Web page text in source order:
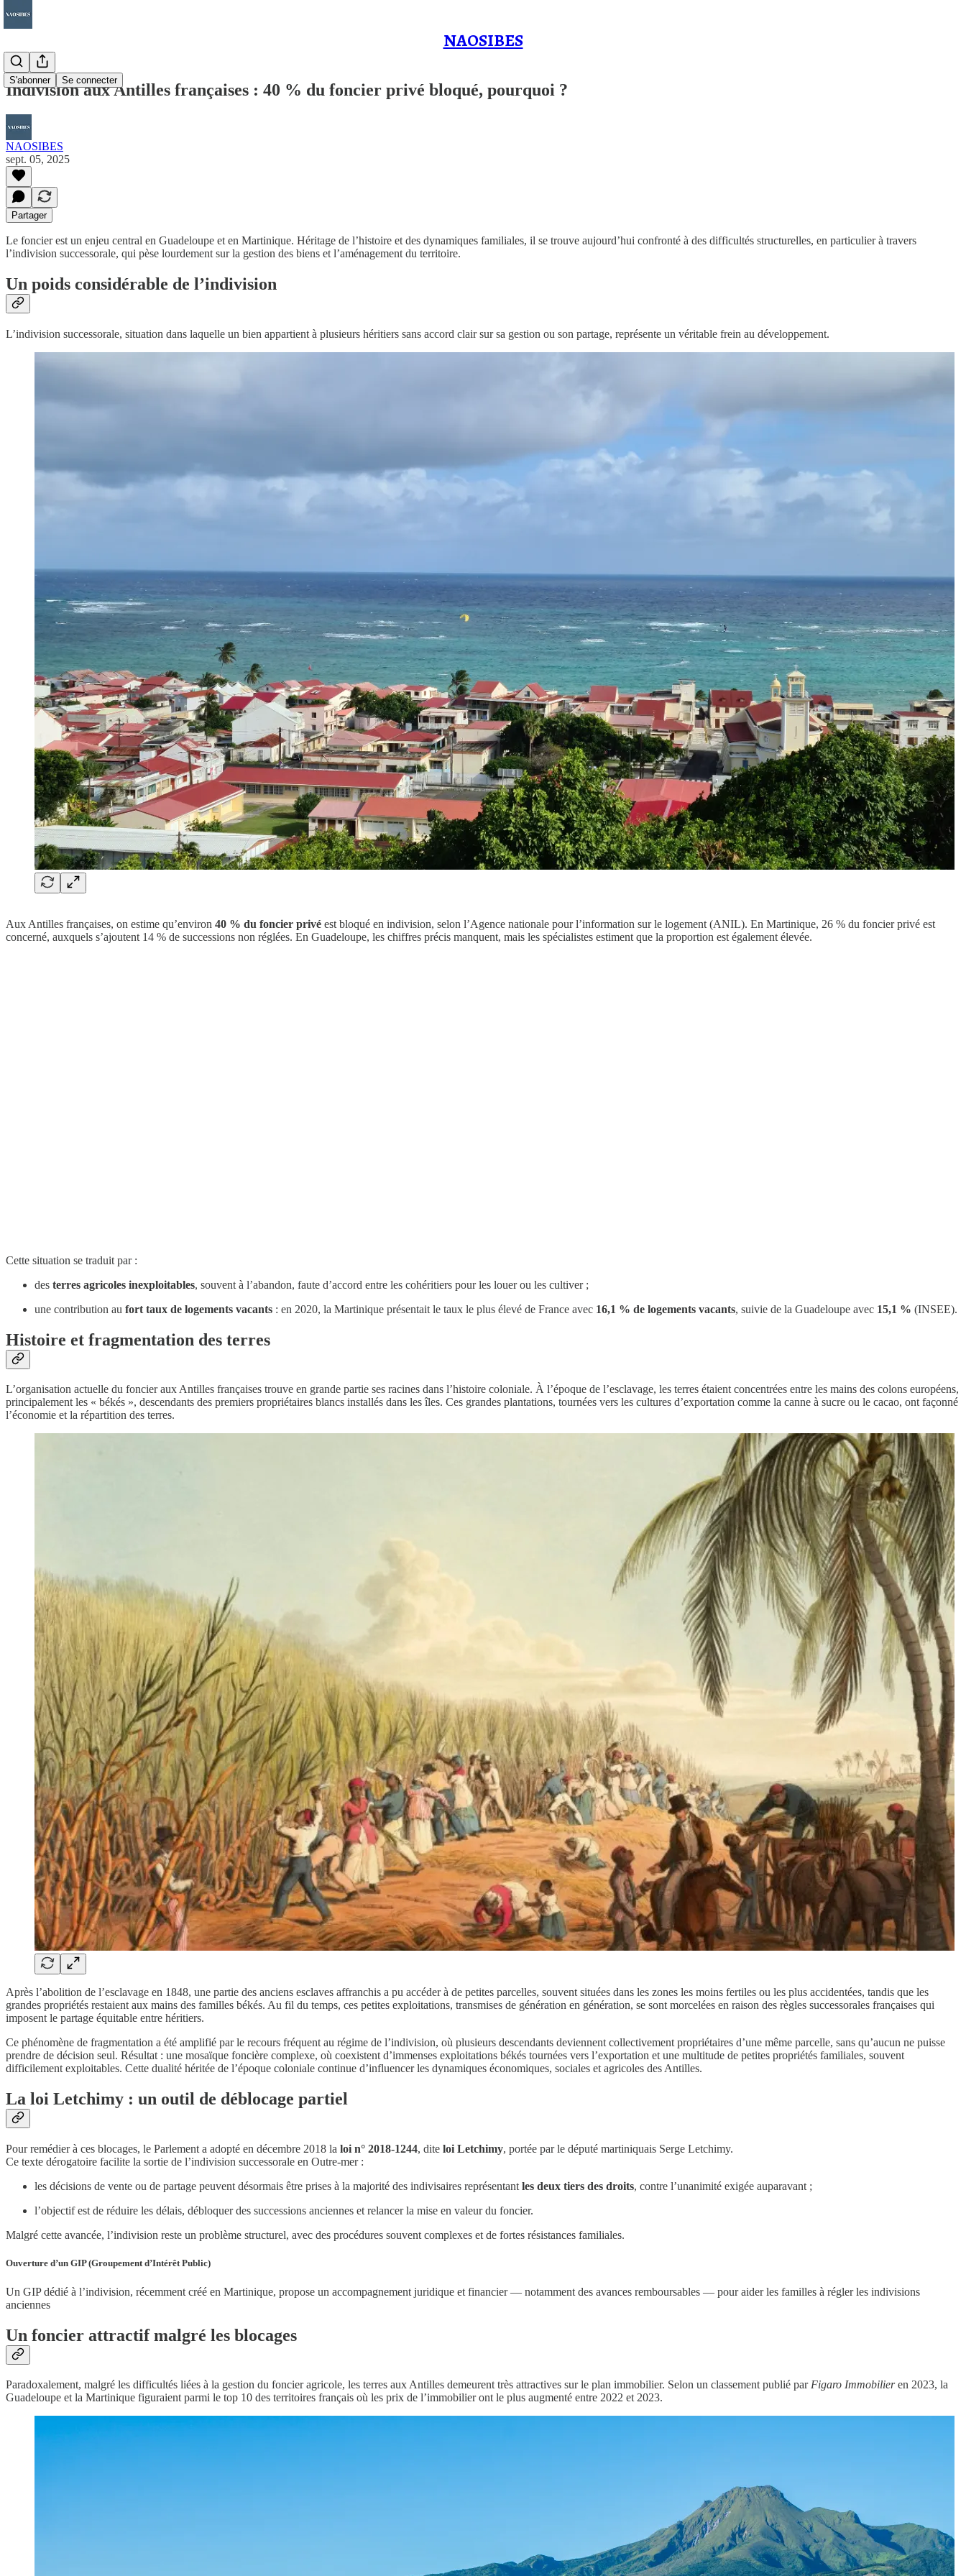
NAOSIBES
S'abonner Se connecter
Indivision aux Antilles françaises : 40 % du foncier privé bloqué, pourquoi ?
NAOSIBES
sept. 05, 2025
Partager
Le foncier est un enjeu central en Guadeloupe et en Martinique. Héritage de l’histoire et des dynamiques familiales, il se trouve aujourd’hui confronté à des difficultés structurelles, en particulier à travers
l’indivision successorale, qui pèse lourdement sur la gestion des biens et l’aménagement du territoire.
Un poids considérable de l’indivision
L’indivision successorale, situation dans laquelle un bien appartient à plusieurs héritiers sans accord clair sur sa gestion ou son partage, représente un véritable frein au développement.
Aux Antilles françaises, on estime qu’environ 40 % du foncier privé est bloqué en indivision, selon l’Agence nationale pour l’information sur le logement (ANIL). En Martinique, 26 % du foncier privé est
concerné, auxquels s’ajoutent 14 % de successions non réglées. En Guadeloupe, les chiffres précis manquent, mais les spécialistes estiment que la proportion est également élevée.
Cette situation se traduit par :
des terres agricoles inexploitables, souvent à l’abandon, faute d’accord entre les cohéritiers pour les louer ou les cultiver ;
une contribution au fort taux de logements vacants : en 2020, la Martinique présentait le taux le plus élevé de France avec 16,1 % de logements vacants, suivie de la Guadeloupe avec 15,1 % (INSEE).
Histoire et fragmentation des terres
L’organisation actuelle du foncier aux Antilles françaises trouve en grande partie ses racines dans l’histoire coloniale. À l’époque de l’esclavage, les terres étaient concentrées entre les mains des colons européens,
principalement les « békés », descendants des premiers propriétaires blancs installés dans les îles. Ces grandes plantations, tournées vers les cultures d’exportation comme la canne à sucre ou le cacao, ont façonné
l’économie et la répartition des terres.
Après l’abolition de l’esclavage en 1848, une partie des anciens esclaves affranchis a pu accéder à de petites parcelles, souvent situées dans les zones les moins fertiles ou les plus accidentées, tandis que les
grandes propriétés restaient aux mains des familles békés. Au fil du temps, ces petites exploitations, transmises de génération en génération, se sont morcelées en raison des règles successorales françaises qui
imposent le partage équitable entre héritiers.
Ce phénomène de fragmentation a été amplifié par le recours fréquent au régime de l’indivision, où plusieurs descendants deviennent collectivement propriétaires d’une même parcelle, sans qu’aucun ne puisse
prendre de décision seul. Résultat : une mosaïque foncière complexe, où coexistent d’immenses exploitations békés tournées vers l’exportation et une multitude de petites propriétés familiales, souvent
difficilement exploitables. Cette dualité héritée de l’époque coloniale continue d’influencer les dynamiques économiques, sociales et agricoles des Antilles.
La loi Letchimy : un outil de déblocage partiel
Pour remédier à ces blocages, le Parlement a adopté en décembre 2018 la loi n° 2018-1244, dite loi Letchimy, portée par le député martiniquais Serge Letchimy.
Ce texte dérogatoire facilite la sortie de l’indivision successorale en Outre-mer :
les décisions de vente ou de partage peuvent désormais être prises à la majorité des indivisaires représentant les deux tiers des droits, contre l’unanimité exigée auparavant ;
l’objectif est de réduire les délais, débloquer des successions anciennes et relancer la mise en valeur du foncier.
Malgré cette avancée, l’indivision reste un problème structurel, avec des procédures souvent complexes et de fortes résistances familiales.
Ouverture d’un GIP (Groupement d’Intérêt Public)
Un GIP dédié à l’indivision, récemment créé en Martinique, propose un accompagnement juridique et financier — notamment des avances remboursables — pour aider les familles à régler les indivisions
anciennes
Un foncier attractif malgré les blocages
Paradoxalement, malgré les difficultés liées à la gestion du foncier agricole, les terres aux Antilles demeurent très attractives sur le plan immobilier. Selon un classement publié parFigaro Immobilieren 2023, la
Guadeloupe et la Martinique figuraient parmi le top 10 des territoires français où les prix de l’immobilier ont le plus augmenté entre 2022 et 2023.